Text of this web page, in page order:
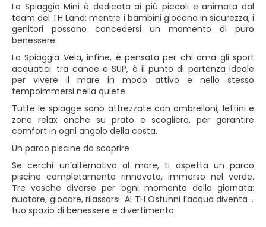
La Spiaggia Mini è dedicata ai più piccoli e animata dal
team del TH Land: mentre i bambini giocano in sicurezza, i
genitori possono concedersi un momento di puro
benessere.
La Spiaggia Vela, infine, è pensata per chi ama gli sport
acquatici: tra canoe e SUP, è il punto di partenza ideale
per vivere il mare in modo attivo e nello stesso
tempoimmersi nella quiete.
Tutte le spiagge sono attrezzate con ombrelloni, lettini e
zone relax anche su prato e scogliera, per garantire
comfort in ogni angolo della costa.
Un parco piscine da scoprire
Se cerchi un’alternativa al mare, ti aspetta un parco
piscine completamente rinnovato, immerso nel verde.
Tre vasche diverse per ogni momento della giornata:
nuotare, giocare, rilassarsi. Al TH Ostunni l’acqua diventa il
tuo spazio di benessere e divertimento.